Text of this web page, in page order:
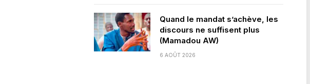
Quand le mandat s’achève, les
discours ne suffisent plus
(Mamadou AW)
6 AOÛT 2026